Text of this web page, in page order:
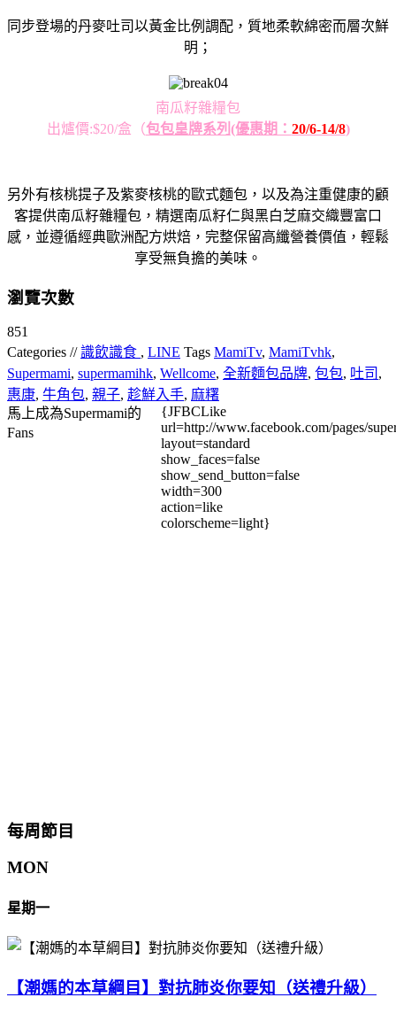
同步登場的丹麥吐司以黃金比例調配，質地柔軟綿密而層次鮮
明；
南瓜籽雜糧包
出爐價:$20/盒（包包皇牌系列 (優惠期： 20/6-14/8)
另外有核桃提子及紫麥核桃的歐式麵包，以及為注重健康的顧
客提供南瓜籽雜糧包，精選南瓜籽仁與黑白芝麻交織豐富口
感，並遵循經典歐洲配方烘焙，完整保留高纖營養價值，輕鬆
享受無負擔的美味。
瀏覽次數
851
Categories //識飲識食 , LINE Tags MamiTv, MamiTvhk,
Supermami, supermamihk, Wellcome, 全新麵包品牌, 包包, 吐司 ,
惠康, 牛角包, 親子, 趁鮮入手, 麻糬
馬上成為Supermami的
Fans
{JFBCLike
url=http://www.facebook.com/pages/
layout=standard
show_faces=false
show_send_button=false
width=300
action=like
colorscheme=light}
每周節目
MON
星期一
【潮媽的本草綱目】對抗肺炎你要知（送禮升級）